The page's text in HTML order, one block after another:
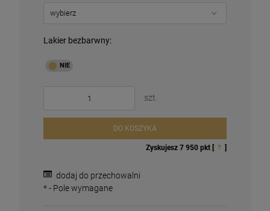
Lakier bezbarwny:
szt.
DO KOSZYKA
Zyskujesz 7 950 pkt [ ? ]
dodaj do przechowalni
*- Pole wymagane